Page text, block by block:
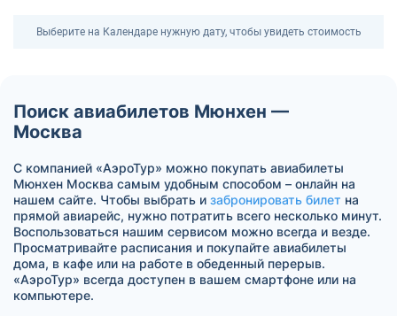
Выберите на Календаре нужную дату, чтобы увидеть стоимость
Поиск авиабилетов Мюнхен —
Москва
С компанией «АэроТур» можно покупать авиабилеты
Мюнхен Москва самым удобным способом – онлайн на
нашем сайте. Чтобы выбрать и забронировать билет на
прямой авиарейс, нужно потратить всего несколько минут.
Воспользоваться нашим сервисом можно всегда и везде.
Просматривайте расписания и покупайте авиабилеты
дома, в кафе или на работе в обеденный перерыв.
«АэроТур» всегда доступен в вашем смартфоне или на
компьютере.